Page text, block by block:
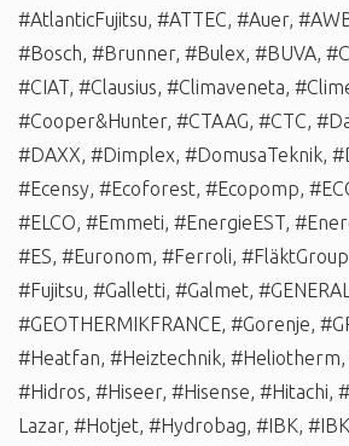
#AtlanticFujitsu, #ATTEC, #Auer,
#Bosch, #Brunner, #Bulex, #BUVA,
#CIAT, #Clausius, #Climaveneta,
#Cooper&Hunter, #CTAAG, #CTC,
#DAXX, #Dimplex, #DomusaTeknik,
#Ecensy, #Ecoforest, #Ecopomp,
#ELCO, #Emmeti, #EnergieEST,
#ES, #Euronom, #Ferroli,
#Fujitsu, #Galletti, #Galmet, #GENERAL
#GEOTHERMIKFRANCE, #Gorenje,
#Heatfan, #Heiztechnik, #Heliotherm,
#Hidros, #Hiseer, #Hisense, #Hitachi,
Lazar, #Hotjet, #Hydrobag, #IBK,